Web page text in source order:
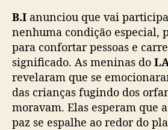
B.I anunciou que vai
nenhuma condição especial,
para confortar pessoas e
significado. As meninas do
revelaram que se
das crianças fugindo dos
moravam. Elas esperam que
paz se espalhe ao redor do